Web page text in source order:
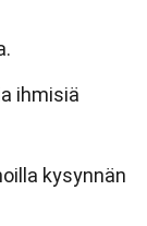
ihmisiä
kysynnän